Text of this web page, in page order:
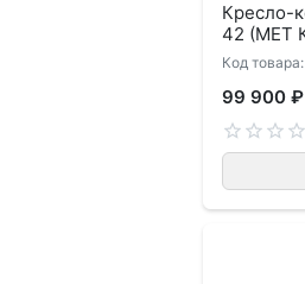
Кресло-
42 (МЕТ
Код товара:
99 900 ₽